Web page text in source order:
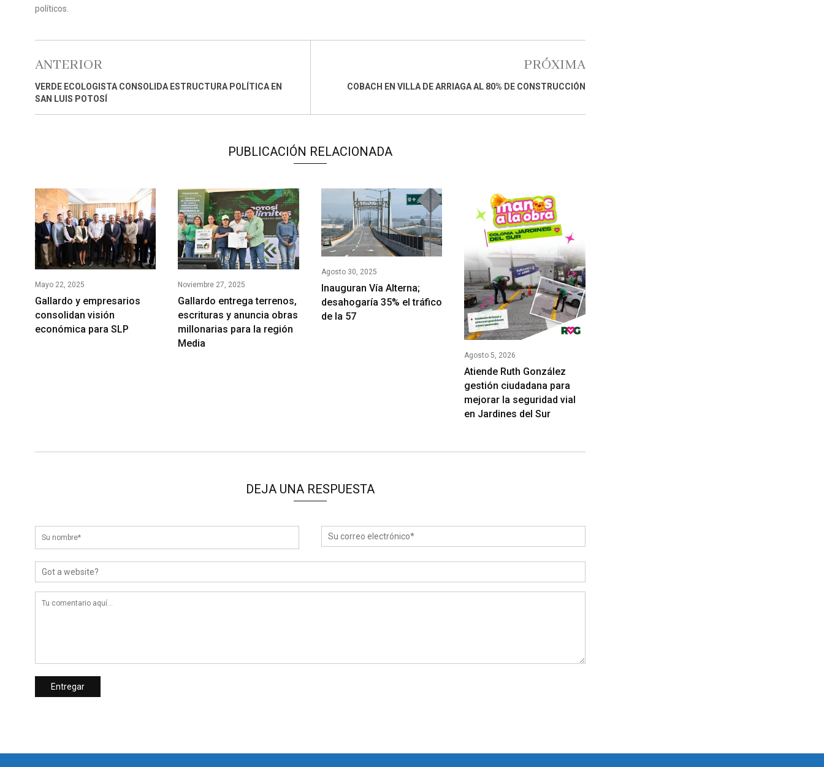
políticos.
ANTERIOR
VERDE ECOLOGISTA CONSOLIDA ESTRUCTURA POLÍTICA EN
SAN LUIS POTOSÍ
PRÓXIMA
COBACH EN VILLA DE ARRIAGA AL 80% DE CONSTRUCCIÓN
PUBLICACIÓN RELACIONADA
Mayo 22, 2025
Gallardo y empresarios
consolidan visión
económica para SLP
Noviembre 27, 2025
Gallardo entrega terrenos,
escrituras y anuncia obras
millonarias para la región
Media
Agosto 30, 2025
Inauguran Vía Alterna;
desahogaría 35% el tráfico
de la 57
Agosto 5, 2026
Atiende Ruth González
gestión ciudadana para
mejorar la seguridad vial
en Jardines del Sur
DEJA UNA RESPUESTA